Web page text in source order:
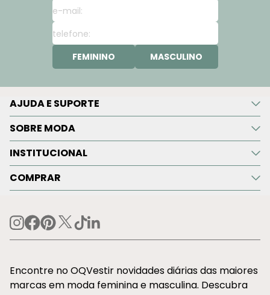
FEMININO MASCULINO
AJUDA E SUPORTE
SOBRE MODA
INSTITUCIONAL
COMPRAR
Encontre no OQVestir novidades diárias das maiores
marcas em moda feminina e masculina. Descubra